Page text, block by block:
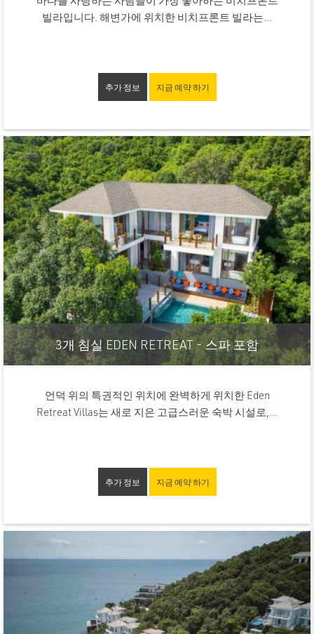
빌라입니다. 해변가에 위치한 비치프론트 빌라는...
추가 정보 지금 예약 하기
3개 침실 EDEN RETREAT - 스파 포함
언덕 위의 특권적인 위치에 완벽하게 위치한 Eden
Retreat Villas는 새로 지은 고급스러운 숙박 시설로,...
추가 정보 지금 예약 하기